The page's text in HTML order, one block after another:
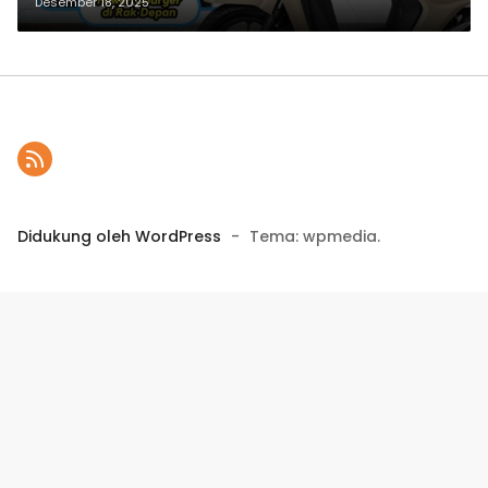
Didukung oleh WordPress - Tema: wpmedia.